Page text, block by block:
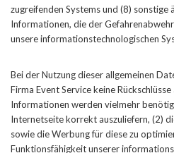
zugreifenden Systems und (8) sonstige
Informationen, die der
unsere informationstechnologischen
Bei der Nutzung dieser allgemeinen
Firma Event Service keine
Informationen werden vielmehr
Internetseite korrekt auszuliefern, (2)
sowie die Werbung für diese zu
Funktionsfähigkeit unserer